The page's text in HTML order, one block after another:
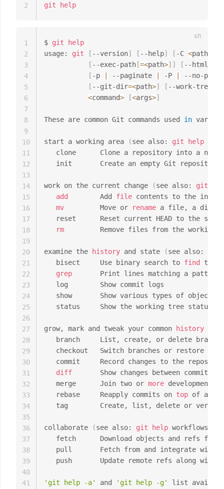
git
help
2
$ git
help
usage: git [ --version] [ --help] [ -C <path
[ --exec-path [=<path>] ] [ --html-
[ -p --paginate -P
--no-pager
[ --git-dir=<path>] [ --work-tree
<command> [<args>]
These are common Git commands used in
start a working area (see also: git help
clone      Clone a repository into a new
init       Create an empty Git
work on the current change (see also: git
add
        Add
file contents to the index
mv
         Move or
rename a file, a
reset      Reset current HEAD to the
rm
Remove files from the working
examine the history and state (see also:
   bisect     Use binary search to
find
the
grep
       Print lines matching a pattern
   log        Show commit logs
   show       Show various types of objects
   status     Show the working tree status
grow, mark and tweak your common
history
branch     List, create, or delete
checkout   Switch branches or restore
commit     Record changes to the
diff
Show changes between commits,
   merge      Join two or
more development
   rebase     Reapply commits on
top of
tag        Create, list, delete or verify
collaborate (see also: git help workflows
fetch      Download objects and refs from
pull       Fetch from and integrate with
push       Update remote refs along with
'git help -a' and 'git help -g'
list available
1
2
3
4
5
6
7
8
9
10
11
12
13
14
15
16
17
18
19
20
21
22
23
24
25
26
27
28
29
30
31
32
33
34
35
36
37
38
39
40
41